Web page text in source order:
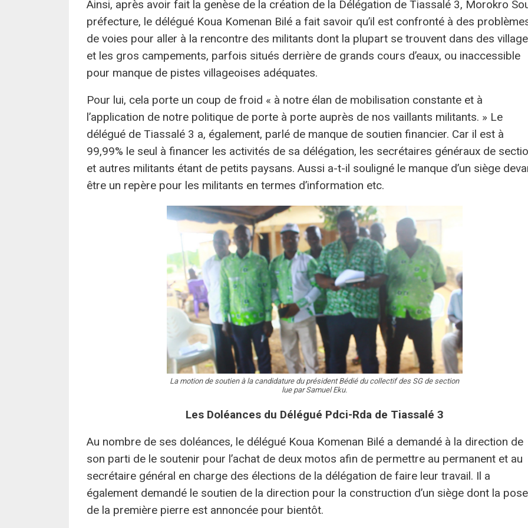
Ainsi, après avoir fait la genèse de la création de la Délégation de Tiassalé 3, Morokro
préfecture, le délégué Koua Komenan Bilé a fait savoir qu’il est confronté à des
de voies pour aller à la rencontre des militants dont la plupart se trouvent dans des
et les gros campements, parfois situés derrière de grands cours d’eaux, ou inaccessible
pour manque de pistes villageoises adéquates.
Pour lui, cela porte un coup de froid « à notre élan de mobilisation constante et à
l’application de notre politique de porte à porte auprès de nos vaillants militants. » Le
délégué de Tiassalé 3 a, également, parlé de manque de soutien financier. Car il est à
99,99% le seul à financer les activités de sa délégation, les secrétaires généraux de
et autres militants étant de petits paysans. Aussi a-t-il souligné le manque d’un siège
être un repère pour les militants en termes d’information etc.
La motion de soutien à la candidature du président Bédié du collectif des SG de section
lue par Samuel Eku.
Les Doléances du Délégué Pdci-Rda de Tiassalé 3
Au nombre de ses doléances, le délégué Koua Komenan Bilé a demandé à la direction de
son parti de le soutenir pour l’achat de deux motos afin de permettre au permanent et au
secrétaire général en charge des élections de la délégation de faire leur travail. Il a
également demandé le soutien de la direction pour la construction d’un siège dont la pose
de la première pierre est annoncée pour bientôt.